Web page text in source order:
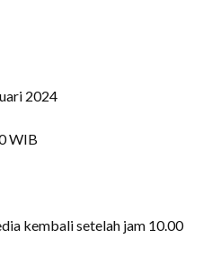
2024
WIB
kembali setelah jam 10.00